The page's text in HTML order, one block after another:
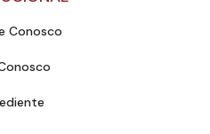
Conosco